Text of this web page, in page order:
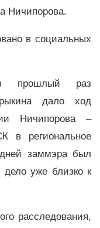
Ничипорова.
в социальных
прошлый раз
дало ход
Ничипорова –
в региональное
заммэра был
уже близко к
расследования,